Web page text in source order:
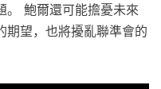
。 鮑爾還可能擔憂未來
期望，也將擾亂聯準會的